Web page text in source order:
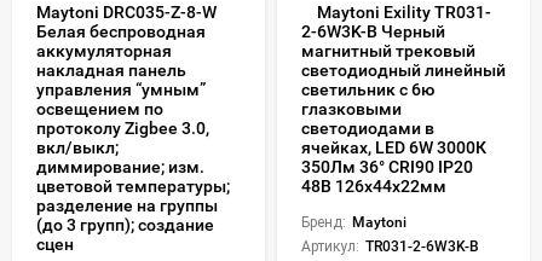
Maytoni DRC035-Z-8-W
Белая беспроводная
аккумуляторная
накладная панель
управления “умным”
освещением по
протоколу Zigbee 3.0,
вкл/выкл;
диммирование; изм.
цветовой температуры;
разделение на группы
(до 3 групп); создание
сцен
Maytoni Exility TR031-
2-6W3K-B Черный
магнитный трековый
светодиодный линейный
светильник с 6ю
глазковыми
светодиодами в
ячейках, LED 6W 3000К
350Лм 36° CRI90 IP20
48В 126x44x22мм
Бренд: Maytoni
Артикул: TR031-2-6W3K-B